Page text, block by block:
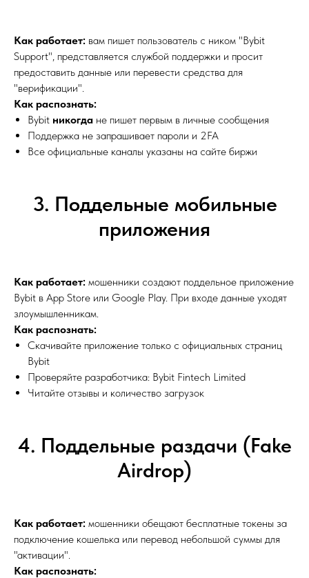
Как работает: вам пишет пользователь с ником "Bybit
Support", представляется службой поддержки и просит
предоставить данные или перевести средства для
"верификации".
Как распознать:
Bybit никогда не пишет первым в личные сообщения
Поддержка не запрашивает пароли и 2FA
Все официальные каналы указаны на сайте биржи
3. Поддельные мобильные
приложения
Как работает: мошенники создают поддельное приложение
Bybit в App Store или Google Play. При входе данные уходят
злоумышленникам.
Как распознать:
Скачивайте приложение только с официальных страниц
Bybit
Проверяйте разработчика: Bybit Fintech Limited
Читайте отзывы и количество загрузок
4. Поддельные раздачи (Fake
Airdrop)
Как работает: мошенники обещают бесплатные токены за
подключение кошелька или перевод небольшой суммы для
"активации".
Как распознать: